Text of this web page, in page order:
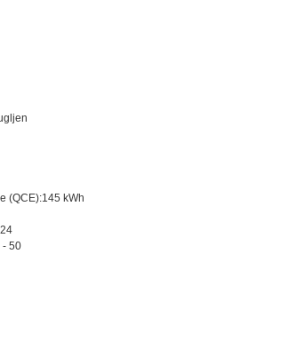
(QCE):145 kWh
- 50